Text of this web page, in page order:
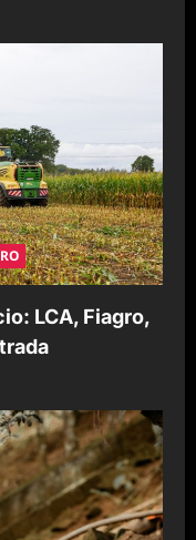
LCA, Fiagro,